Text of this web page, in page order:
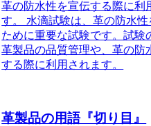
革の防水性を宣伝する際に利
す。 水滴試験は、革の防水性
ために重要な試験です。試験
革製品の品質管理や、革の防
する際に利用されます。
革製品の用語『切り目』